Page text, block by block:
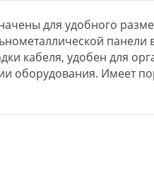
для удобного
панели
кабеля, удобен для
оборудования. Имеет